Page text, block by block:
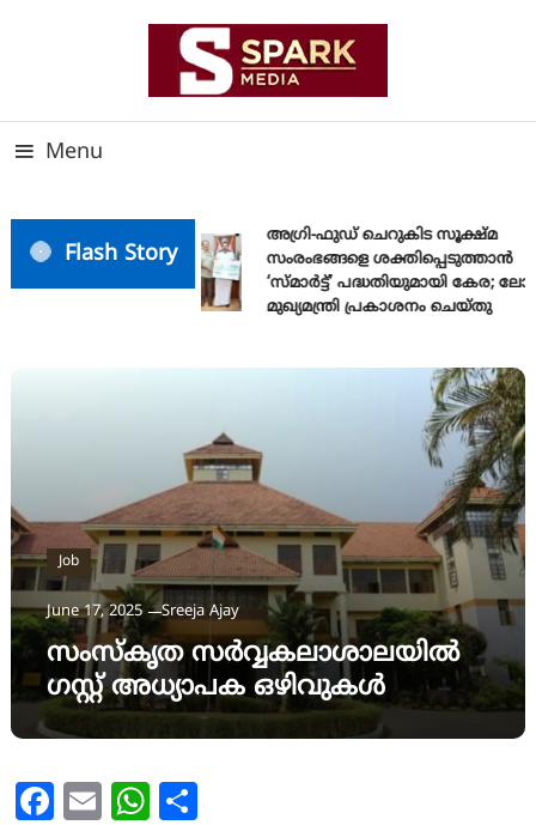
Menu
Flash Story
അഗ്രി-ഫുഡ് ചെറുകിട സൂക്ഷ്മ
സംരംഭങ്ങളെ ശക്തിപ്പെടുത്താന്‍
‘സ്മാര്‍ട്ട്’ പദ്ധതിയുമായി കേര;
മുഖ്യമന്ത്രി പ്രകാശനം ചെയ്തു
Job
June 17, 2025 Sreeja Ajay
സംസ്കൃത സർവ്വകലാശാലയിൽ
ഗസ്റ്റ് അധ്യാപക ഒഴിവുകൾ
Facebook
Email WhatsApp